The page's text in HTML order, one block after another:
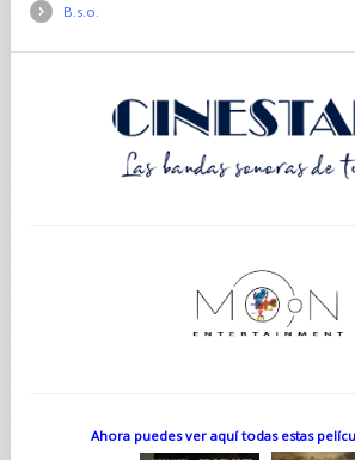
B.s.o.
Ahora puedes ver aquí todas estas